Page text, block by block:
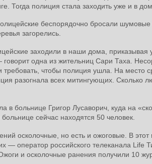
Тогда полиция стала заходить уже и в
беспорядочно бросали
загорелись.
заходили в наши дома, приказывая
говорит одна из жительниц Сари Таха.
чтобы полиция ушла. На место
разогнала всех митингующих. Сколько
в больнице Григор Лусаворич, куда на
сейчас находятся 50 человек.
осколочные, но есть и ожоговые. В
— оператор российского телеканала Life
и осколочные ранения получили 10